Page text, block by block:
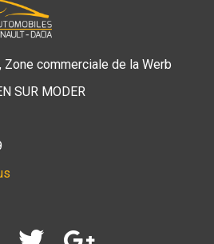
Zone commerciale de la Werb
SUR MODER